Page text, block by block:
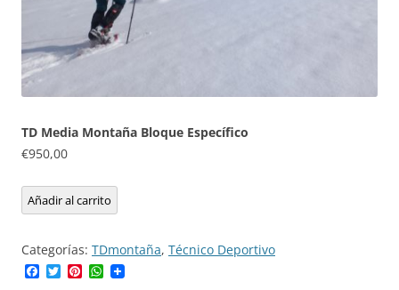
TD Media Montaña Bloque Específico
€950,00
TD
Media
Bloque
Específico
Añadir al carrito
Categorías: TDmontaña, Técnico Deportivo
Facebook
TwitterPinterestWhatsApp